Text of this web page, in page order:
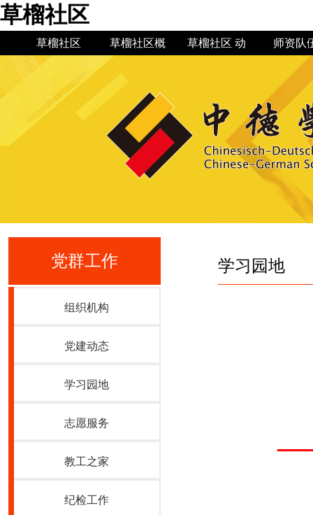
草榴社区
草榴社区 草榴社区概
草榴社区简
介
草榴社
史
草榴社区 动
闻
规章制
师资队
教授博
专业建
党群工作
组织机构
党建动态
学习园地
志愿服务
教工之家
纪检工作
学习园地